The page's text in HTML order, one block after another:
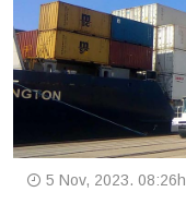
5 Nov, 2023. 08:26h